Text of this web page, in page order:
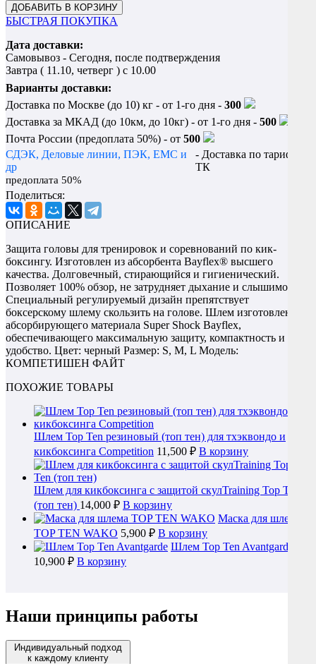
БЫСТРАЯ ПОКУПКА
Дата доставки:
Самовывоз - Сегодня, после подтверждения
Завтра ( 11.10, четверг ) с 10.00
Варианты доставки:
Доставка по Москве (до 10) кг - от 1-го дня - 300
Доставка за МКАД (до 10км, до 10кг) - от 1-го дня - 500
Почта России (предоплата 50%) - от 500
СДЭК, Деловые линии, ПЭК, EMC и
др
предоплата 50%
- Доставка по тарифу
ТК
Поделиться:
ОПИСАНИЕ
Защита головы для тренировок и соревнований по кик-
боксингу. Изготовлен из абсорбента Bayflex® высшего
качества. Долговечный, стирающийся и гигиенический.
Позволяет 100% обзор, не затрудняет дыхание и слышимость.
Специальный регулируемый дизайн препятствует
боксерскому шлему скользить на голове. Шлем изготовлен из
абсорбирующего материала Super Shock Bayflex,
обеспечивающего максимальную защиту, компактность и
удобство. Цвет: черный Размер: S, M, L Модель:
КОМПЕТИШЕН ФАЙТ
ПОХОЖИЕ ТОВАРЫ
Шлем Top Ten резиновый (топ тен) для тхэквондо и
кикбоксинга Competition 11,500 ₽ В корзину
Шлем для кикбоксинга c защитой скулTraining Top Ten
(топ тен) 14,000 ₽ В корзину
Маска для шлема
TOP TEN WAKO 5,900 ₽ В корзину
Шлем Top Ten Avantgarde
10,900 ₽ В корзину
Наши принципы работы
Индивидуальный подход
к каждому клиенту